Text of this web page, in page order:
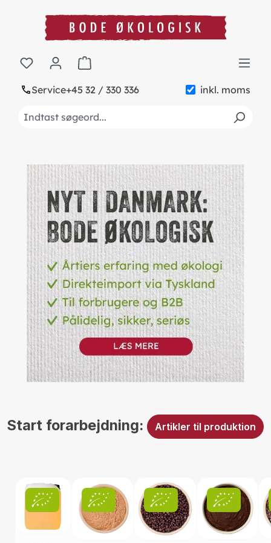
content
Service+45 32 / 330 336 inkl. moms
Shopping cart contains 0 items. The cart
Skip slider
Start forarbejdning: Artikler til produktion
Skip product gallery